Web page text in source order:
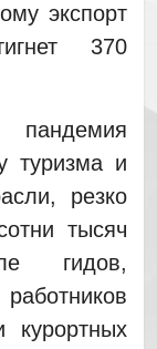
экспорт
370
туризма и
резко
тысяч
гидов,
курортных